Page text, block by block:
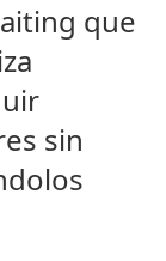
que
sin